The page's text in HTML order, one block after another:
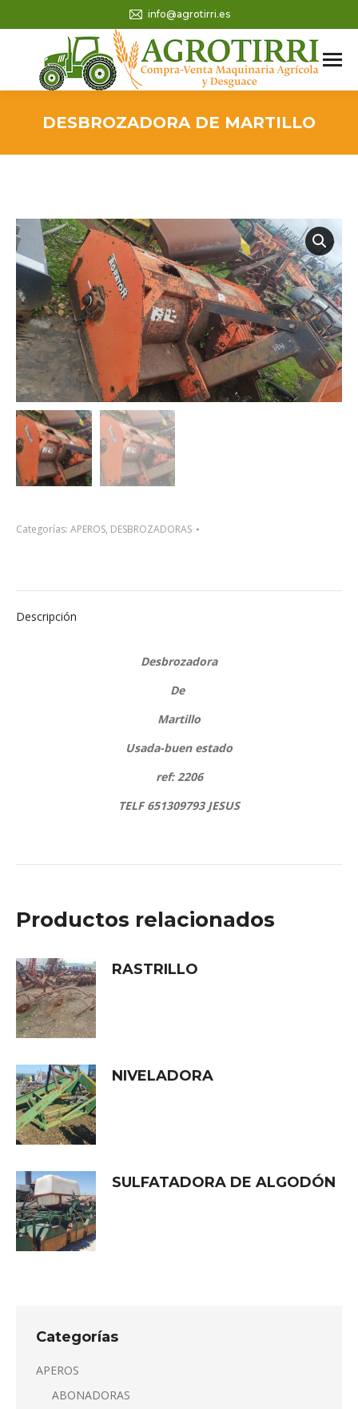
info@agrotirri.es
DESBROZADORA DE MARTILLO
Categorías: APEROS, DESBROZADORAS
Descripción
Desbrozadora
De
Martillo
Usada-buen estado
ref: 2206
TELF 651309793 JESUS
Productos relacionados
RASTRILLO
NIVELADORA
SULFATADORA DE ALGODÓN
Categorías
APEROS
ABONADORAS